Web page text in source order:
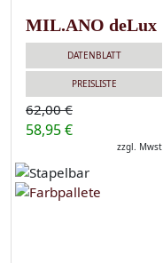
MIL.ANO deLux
DATENBLATT
PREISLISTE
62,00 €
58,95 €
zzgl. Mwst